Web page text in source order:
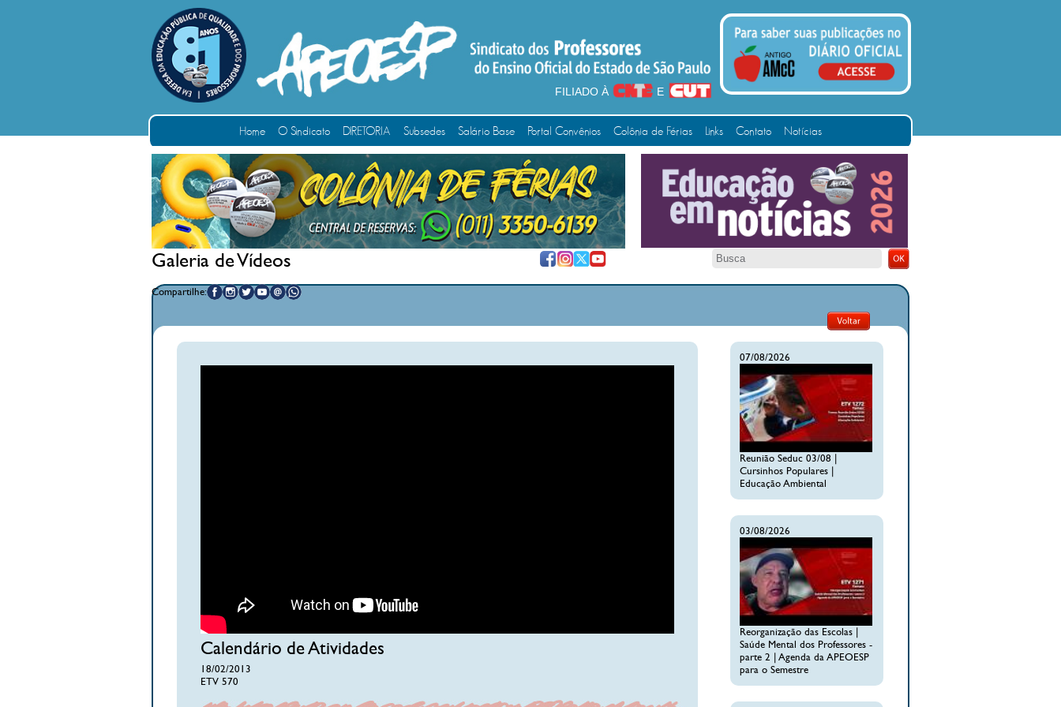
FILIADO À E
Home O Sindicato DIRETORIA Subsedes Salário Base Portal Convênios Colônia de Férias Links Contato Notícias
Galeria de Vídeos
Compartilhe:
Calendário de Atividades
18/02/2013
ETV 570
07/08/2026
Reunião Seduc 03/08 |
Cursinhos Populares |
Educação Ambiental
03/08/2026
Reorganização das Escolas |
Saúde Mental dos Professores -
parte 2 | Agenda da APEOESP
para o Semestre